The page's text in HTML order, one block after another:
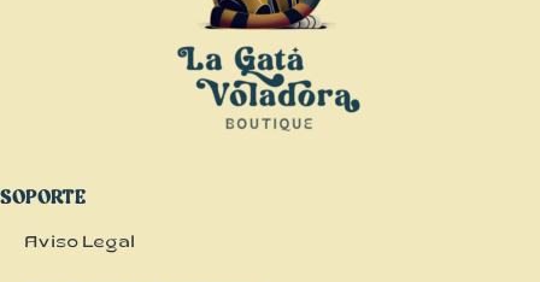
SOPORTE
Aviso Legal